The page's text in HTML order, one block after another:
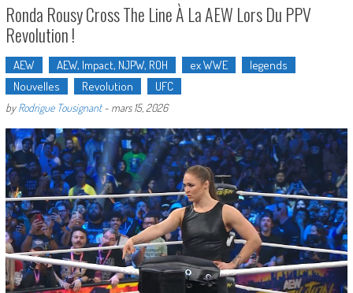
Ronda Rousy Cross The Line À La AEW Lors Du PPV
Revolution !
AEW AEW, Impact, NJPW, ROH ex WWE
legends
Nouvelles
Revolution UFC
byRodrigue Tousignant- mars 15, 2026